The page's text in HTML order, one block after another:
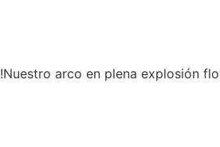
!Nuestro arco en plena explosión